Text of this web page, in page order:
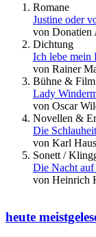
Romane
Justine oder
von Donatien
Dichtung
Ich lebe mein
von Rainer
Bühne & Film
Lady
von Oscar
Novellen &
Die Schlauheit
von Karl
Sonett /
Die Nacht auf
von Heinrich
heute